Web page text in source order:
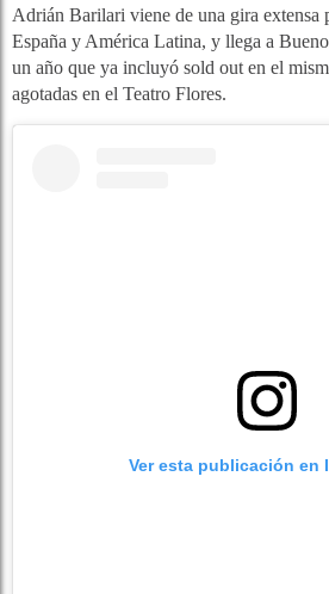
Adrián Barilari viene de una gira extensa
España y América Latina, y llega a
un año que ya incluyó sold out en el
agotadas en el Teatro Flores.
Ver esta publicación en